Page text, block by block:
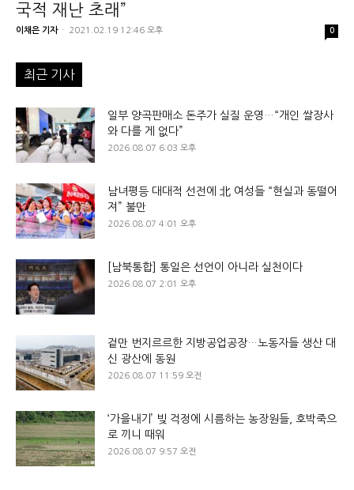
국적 재난 초래”
이채은 기자 - 2021.02.19 12:46 오후 0
최근 기사
일부 양곡판매소 돈주가 실질 운영…“개인 쌀장사
와 다를 게 없다”
2026.08.07 6:03 오후
남녀평등 대대적 선전에 北 여성들 “현실과 동떨어
져” 불만
2026.08.07 4:01 오후
[남북통합] 통일은 선언이 아니라 실천이다
2026.08.07 2:01 오후
겉만 번지르르한 지방공업공장…노동자들 생산 대
신 광산에 동원
2026.08.07 11:59 오전
‘가을내기’ 빚 걱정에 시름하는 농장원들, 호박죽으
로 끼니 때워
2026.08.07 9:57 오전